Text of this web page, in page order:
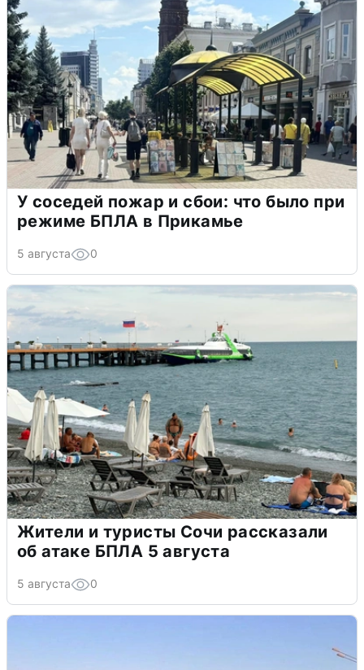
У соседей пожар и сбои: что было при
режиме БПЛА в Прикамье
5 августа 0
Жители и туристы Сочи рассказали
об атаке БПЛА 5 августа
5 августа 0